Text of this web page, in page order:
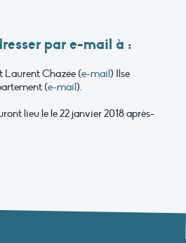
par e-mail à :
Laurent Chazée (e-mail) Ilse
(e-mail).
lieu le le 22 janvier 2018 après-